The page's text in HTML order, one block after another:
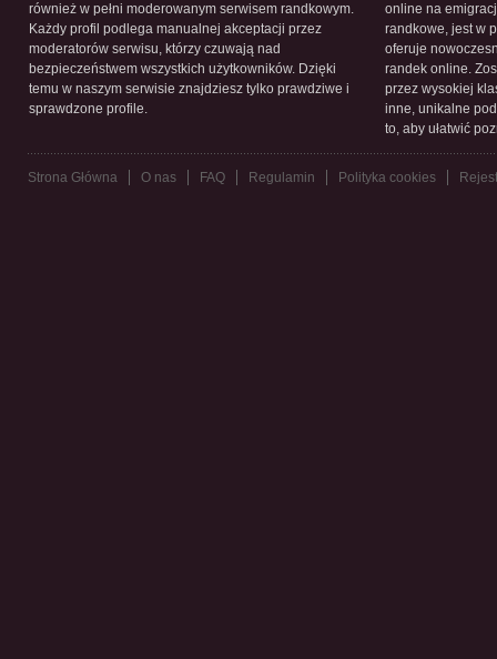
również w pełni moderowanym serwisem randkowym.
Każdy profil podlega manualnej akceptacji przez
moderatorów serwisu, którzy czuwają nad
bezpieczeństwem wszystkich użytkowników. Dzięki
temu w naszym serwisie znajdziesz tylko prawdziwe i
sprawdzone profile.
online na
randkowe, jest w
oferuje
randek online.
przez wysokiej
inne, unikalne
to, aby ułatwić
Strona Główna O nas FAQ Regulamin Polityka cookies